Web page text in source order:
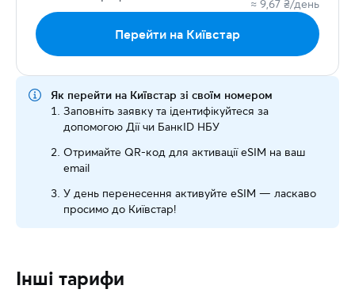
≈ 9,67 ₴/день
Перейти на Київстар
Як перейти на Київстар зі своїм номером
Заповніть заявку та ідентифікуйтеся за
допомогою Дії чи БанкID НБУ
Отримайте QR-код для активації eSIM на ваш
email
У день перенесення активуйте eSIM — ласкаво
просимо до Київстар!
Інші тарифи